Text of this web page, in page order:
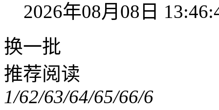
2026年08月08日
换一批
推荐阅读
1/62/63/64/65/66/6